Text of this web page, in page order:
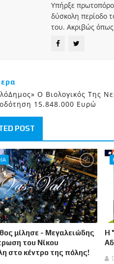
Υπήρξε
δύσκολη περίοδο
του. Ακριβώς
Ο Βιολογικός Της
15.848.000 Ευρώ
POST
μίλησε - Μεγαλειώδης
του Νίκου
στο κέντρο της πόλης!
Η